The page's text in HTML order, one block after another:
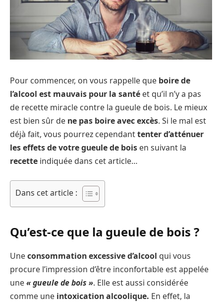
Pour commencer, on vous rappelle que boire de
l’alcool est mauvais pour la santé et qu’il n’y a pas
de recette miracle contre la gueule de bois. Le mieux
est bien sûr de ne pas boire avec excès. Si le mal est
déjà fait, vous pourrez cependanttenter d’atténuer
les effets de votre gueule de bois en suivant la
recette indiquée dans cet article…
Dans cet article :
Qu’est-ce que la gueule de bois ?
Uneconsommation excessive d’alcool qui vous
procure l’impression d’être inconfortable est appelée
une« gueule de bois ». Elle est aussi considérée
comme une intoxication alcoolique. En effet, la